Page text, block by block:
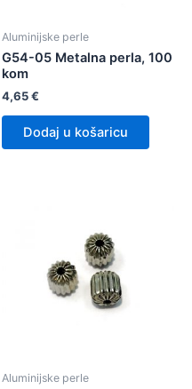
Aluminijske perle
G54-05 Metalna perla, 100
kom
4,65€
Dodaj u košaricu
Aluminijske perle